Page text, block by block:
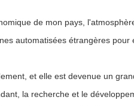
de mon pays,
automatisées étrangères
et elle est devenue un
la recherche et le